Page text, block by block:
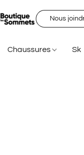
Nous
Chaussures